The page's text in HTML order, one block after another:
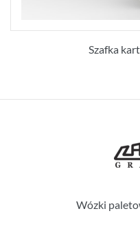
Szafka
Wózki